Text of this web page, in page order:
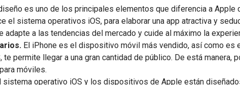
es uno de los principales elementos que diferencia a Apple
sistema operativos iOS, para elaborar una app atractiva y
adapte a las tendencias del mercado y cuide al máximo la
El iPhone es el dispositivo móvil más vendido, así como
permite llegar a una gran cantidad de público. De está manera,
móviles.
sistema operativo iOS y los dispositivos de Apple están